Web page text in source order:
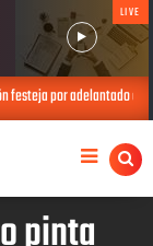
LIVE
por adelantado el Día